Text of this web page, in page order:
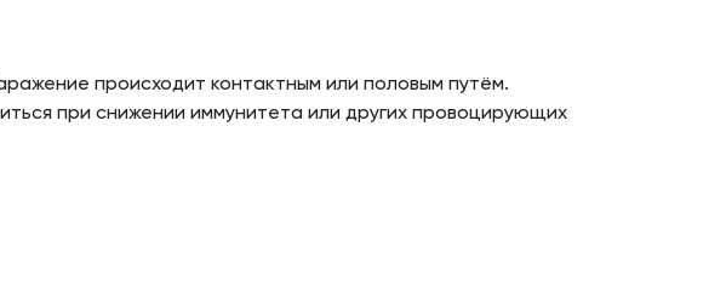
происходит контактным или половым путём.
при снижении иммунитета или других провоцирующих